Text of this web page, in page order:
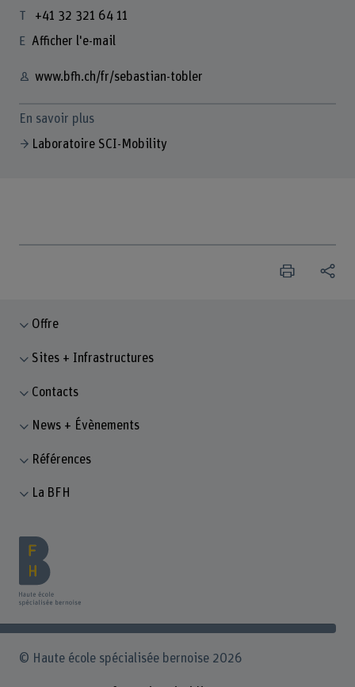
+41 32 321 64 11
Afficher l'e-mail
www.bfh.ch/fr/sebastian-tobler
En savoir plus
Laboratoire SCI-Mobility
Offre
Sites + Infrastructures
Contacts
News + Évènements
Références
La BFH
© Haute école spécialisée bernoise 2026